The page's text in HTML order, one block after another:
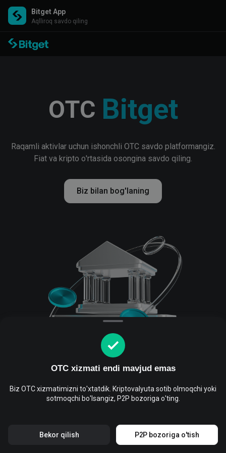
Bitget App
Aqlliroq savdo qiling
OTC Bitget
Raqamli aktivlar uchun ishonchli OTC savdo platformangiz.
Fiat va kripto o'rtasida osongina savdo qiling.
Biz bilan bog'laning
OTC xizmati endi mavjud emas
Biz OTC xizmatimizni to'xtatdik. Kriptovalyuta sotib olmoqchi yoki
sotmoqchi bo'lsangiz, P2P bozoriga o'ting.
Bekor qilish P2P bozoriga o'tish